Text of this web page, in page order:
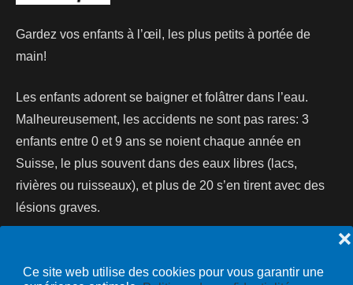
Ce site web utilise des cookies pour vous garantir une
❌
Gardez vos enfants à l’œil, les plus petits à portée de
main!
Les enfants adorent se baigner et folâtrer dans l’eau.
Malheureusement, les accidents ne sont pas rares: 3
enfants entre 0 et 9 ans se noient chaque année en
Suisse, le plus souvent dans des eaux libres (lacs,
rivières ou ruisseaux), et plus de 20 s’en tirent avec des
lésions graves.